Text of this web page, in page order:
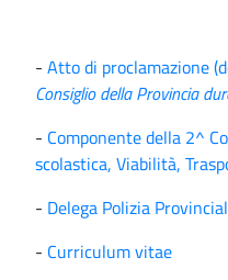
- Atto di proclamazione
Consiglio della Provincia
- Componente della 2^
scolastica, Viabilità,
- Delega Polizia
- Curriculum vitae